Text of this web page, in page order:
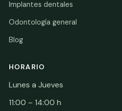
Implantes dentales
Odontología general
Blog
HORARIO
Lunes a Jueves
11:00 – 14:00 h